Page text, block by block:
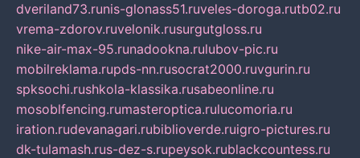
dveriland73.runis-glonass51.ruveles-doroga.rutb02.ru
vrema-zdorov.ruvelonik.rusurgutgloss.ru
nike-air-max-95.runadookna.rulubov-pic.ru
mobilreklama.rupds-nn.rusocrat2000.ruvgurin.ru
spksochi.rushkola-klassika.rusabeonline.ru
mosoblfencing.rumasteroptica.rulucomoria.ru
iration.rudevanagari.rubiblioverde.ruigro-pictures.ru
dk-tulamash.rus-dez-s.rupeysok.rublackcountess.ru